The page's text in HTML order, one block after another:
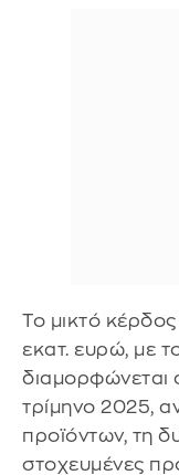
Το μικτό
εκατ. ευρώ, με
διαμορφώνεται
τρίμηνο 2025,
προϊόντων, τη
στοχευμένες